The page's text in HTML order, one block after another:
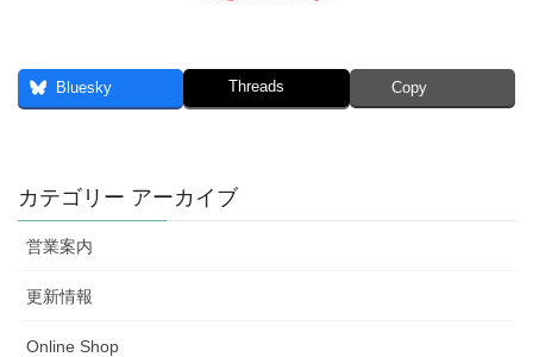
Bluesky Threads Copy
カテゴリー アーカイブ
営業案内
更新情報
Online Shop